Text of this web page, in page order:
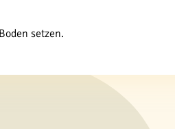
setzen.